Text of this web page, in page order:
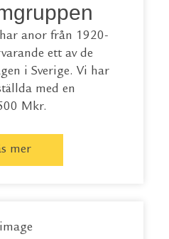
anor från 1920-
ett av de
i Sverige. Vi har
med en
Mkr.
mer